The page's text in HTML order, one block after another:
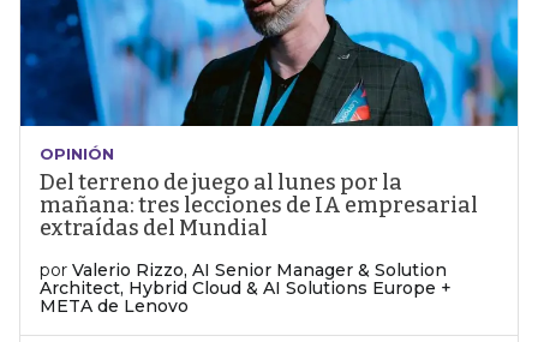
OPINIÓN
Del terreno de juego al lunes por la
mañana: tres lecciones de IA empresarial
extraídas del Mundial
por Valerio Rizzo, AI Senior Manager & Solution
Architect, Hybrid Cloud & AI Solutions Europe +
META de Lenovo